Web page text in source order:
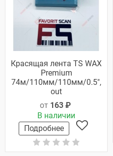
Красящая лента TS WAX
Premium
74м/110мм/110мм/0.5",
out
от 163 ₽
В наличии
Подробнее